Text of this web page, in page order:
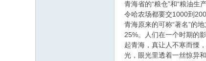
青海省的“粮仓”和“粮油
令哈农场都要交1000到
青海原来的可称“著名”的
25%。人们在一个时期的
起青海，真让人不寒而慄
光，眼光里透着一丝惊异